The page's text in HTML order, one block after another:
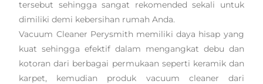
tersebut sehingga sangat rekomended sekali untuk
dimiliki demi kebersihan rumah Anda.
Vacuum Cleaner Perysmith memiliki daya hisap yang
kuat sehingga efektif dalam mengangkat debu dan
kotoran dari berbagai permukaan seperti keramik dan
karpet, kemudian produk vacuum cleaner dari